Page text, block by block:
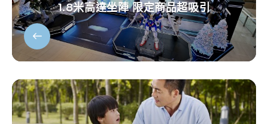
1.8米高達坐陣 限定商品超吸引